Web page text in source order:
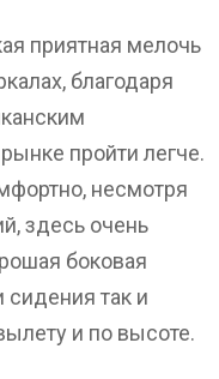
приятная мелочь
благодаря
пройти легче.
несмотря
здесь очень
боковая
так и
и по высоте.